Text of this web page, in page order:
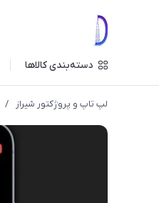
دسته‌بندی کالاها
لپ تاپ و پروژکتور شیراز /